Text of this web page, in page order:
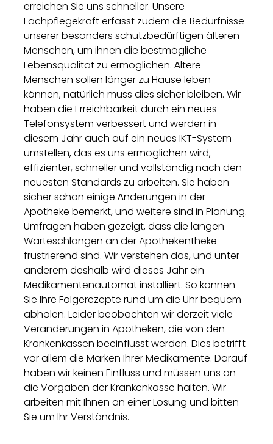
erreichen Sie uns schneller. Unsere
Fachpflegekraft erfasst zudem die Bedürfnisse
unserer besonders schutzbedürftigen älteren
Menschen, um ihnen die bestmögliche
Lebensqualität zu ermöglichen. Ältere
Menschen sollen länger zu Hause leben
können, natürlich muss dies sicher bleiben. Wir
haben die Erreichbarkeit durch ein neues
Telefonsystem verbessert und werden in
diesem Jahr auch auf ein neues IKT-System
umstellen, das es uns ermöglichen wird,
effizienter, schneller und vollständig nach den
neuesten Standards zu arbeiten. Sie haben
sicher schon einige Änderungen in der
Apotheke bemerkt, und weitere sind in Planung.
Umfragen haben gezeigt, dass die langen
Warteschlangen an der Apothekentheke
frustrierend sind. Wir verstehen das, und unter
anderem deshalb wird dieses Jahr ein
Medikamentenautomat installiert. So können
Sie Ihre Folgerezepte rund um die Uhr bequem
abholen. Leider beobachten wir derzeit viele
Veränderungen in Apotheken, die von den
Krankenkassen beeinflusst werden. Dies betrifft
vor allem die Marken Ihrer Medikamente. Darauf
haben wir keinen Einfluss und müssen uns an
die Vorgaben der Krankenkasse halten. Wir
arbeiten mit Ihnen an einer Lösung und bitten
Sie um Ihr Verständnis.